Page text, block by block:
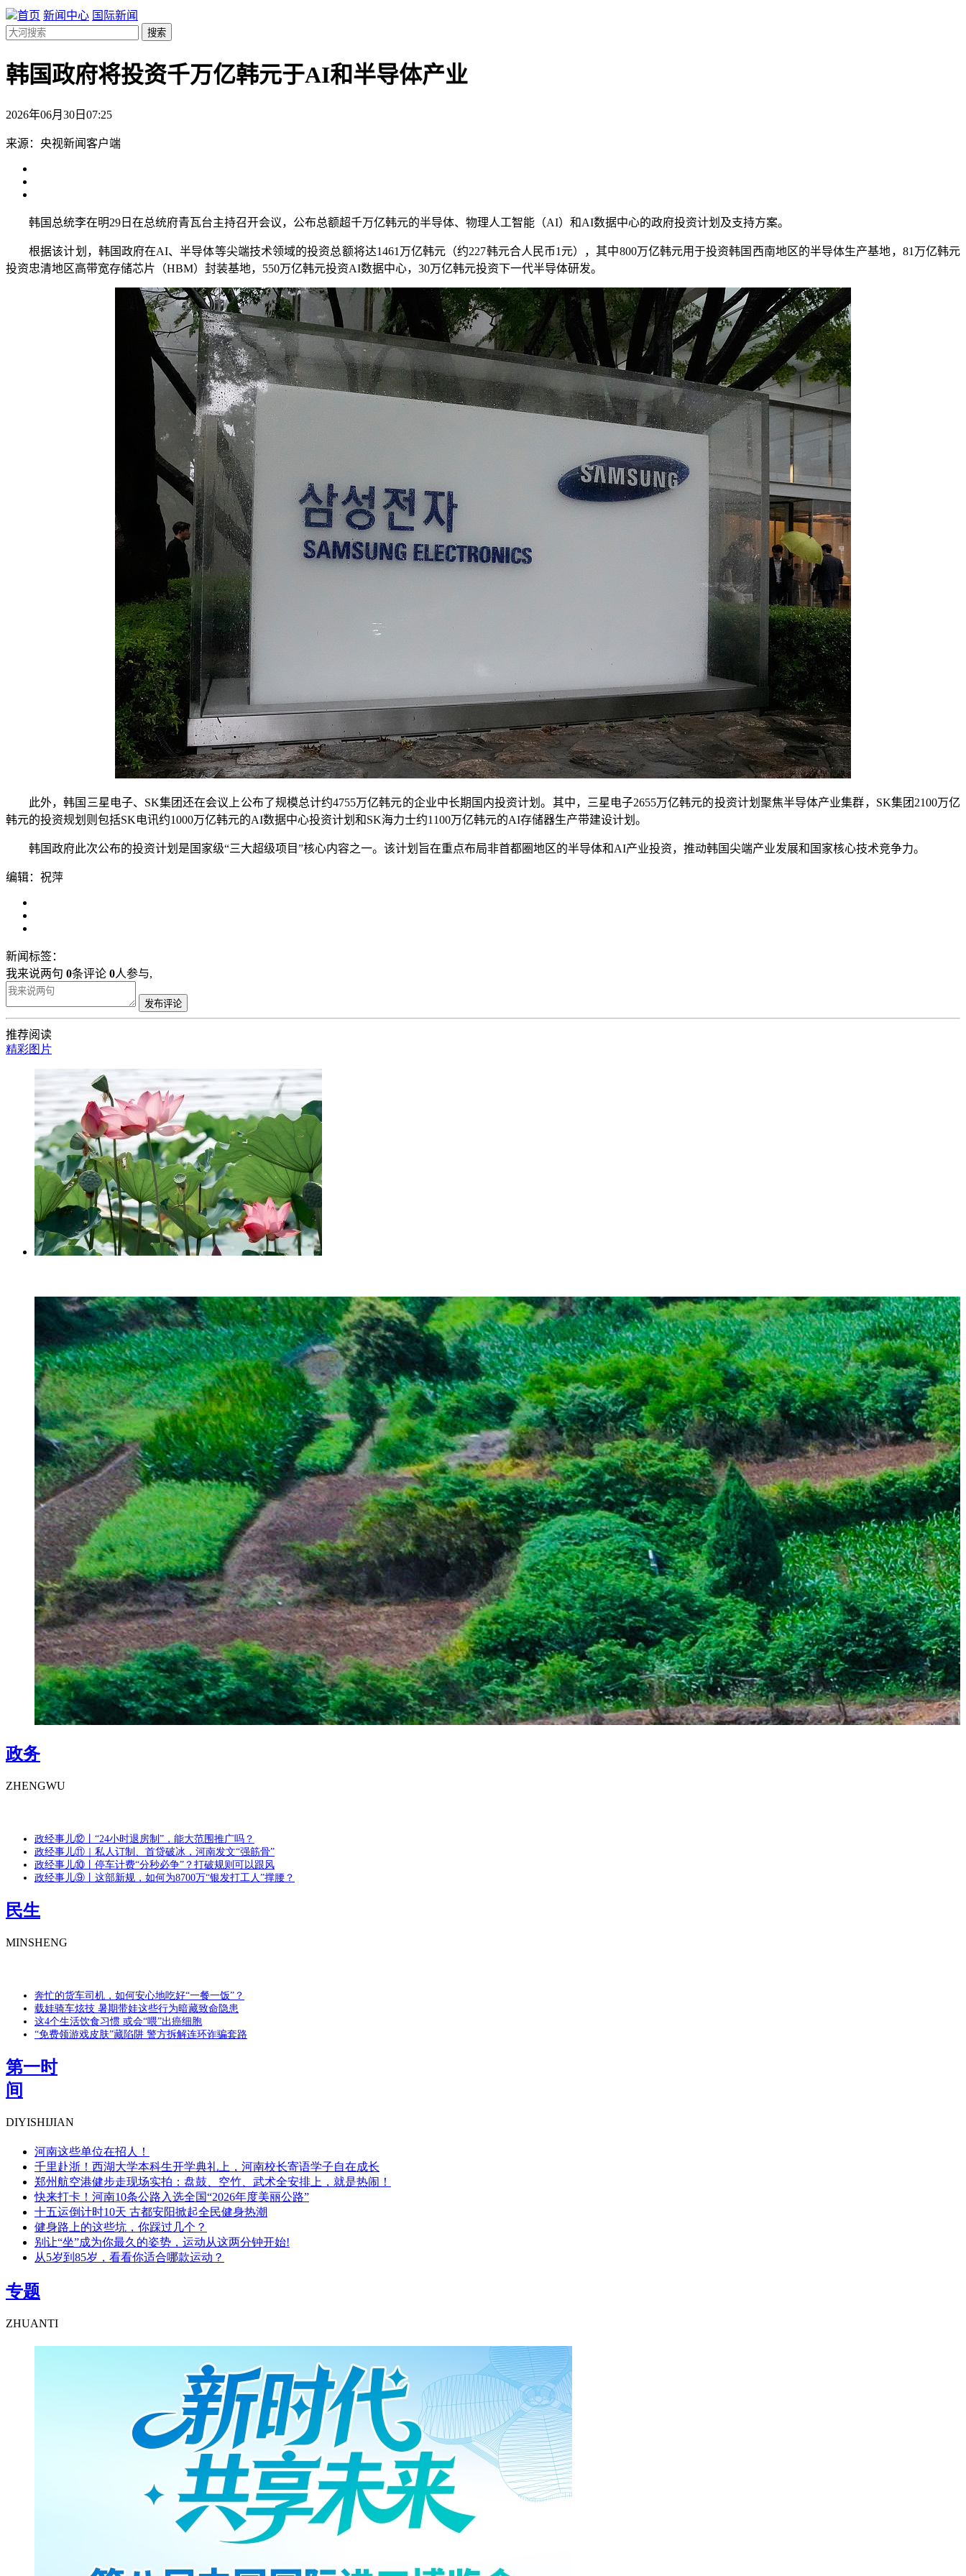
首页 新闻中心 国际新闻
搜索
韩国政府将投资千万亿韩元于AI和半导体产业
2026年06月30日07:25
来源：央视新闻客户端
韩国总统李在明29日在总统府青瓦台主持召开会议，公布总额超千万亿韩元的半导体、物理人工智能（AI）和AI数据中心的政府投资计划及支持方案。
根据该计划，韩国政府在AI、半导体等尖端技术领域的投资总额将达1461万亿韩元（约227韩元合人民币1元），其中800万亿韩元用于投资韩国西南地区的半导体生产基地，81万亿韩元
投资忠清地区高带宽存储芯片（HBM）封装基地，550万亿韩元投资AI数据中心，30万亿韩元投资下一代半导体研发。
此外，韩国三星电子、SK集团还在会议上公布了规模总计约4755万亿韩元的企业中长期国内投资计划。其中，三星电子2655万亿韩元的投资计划聚焦半导体产业集群，SK集团2100万亿
韩元的投资规划则包括SK电讯约1000万亿韩元的AI数据中心投资计划和SK海力士约1100万亿韩元的AI存储器生产带建设计划。
韩国政府此次公布的投资计划是国家级“三大超级项目”核心内容之一。该计划旨在重点布局非首都圈地区的半导体和AI产业投资，推动韩国尖端产业发展和国家核心技术竞争力。
编辑：祝萍
新闻标签：
我来说两句 0条评论 0人参与,
发布评论
推荐阅读